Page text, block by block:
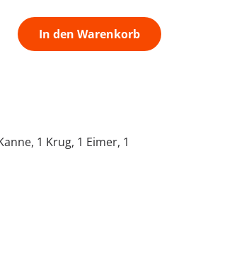
In den Warenkorb
1 Krug, 1 Eimer, 1